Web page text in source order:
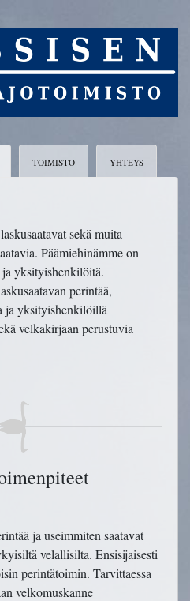
TOIMISTO YHTEYS
sekä muita
Päämiehinämme on
yksityishenkilöitä.
perintää,
ja yksityishenkilöillä
velkakirjaan perustuvia
ja useimmiten saatavat
velallisilta. Ensisijaisesti
perintätoimin. Tarvittaessa
velkomuskanne